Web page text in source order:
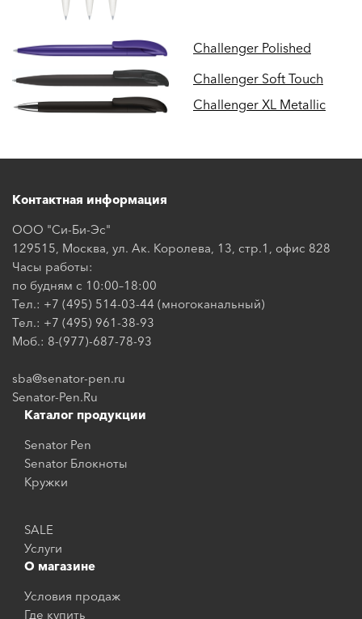
Challenger Polished
Challenger Soft Touch
Challenger XL Metallic
Контактная информация
ООО "Си-Би-Эс"
129515, Москва, ул. Ак. Королева, 13, стр.1, офис 828
Часы работы:
по будням с 10:00–18:00
Тел.: +7 (495) 514-03-44 (многоканальный)
Тел.: +7 (495) 961-38-93
Моб.: 8-(977)-687-78-93
sba@senator-pen.ru
Senator-Pen.Ru
Каталог продукции
Senator Pen
Senator Блокноты
Кружки
SALE
Услуги
О магазине
Условия продаж
Где купить